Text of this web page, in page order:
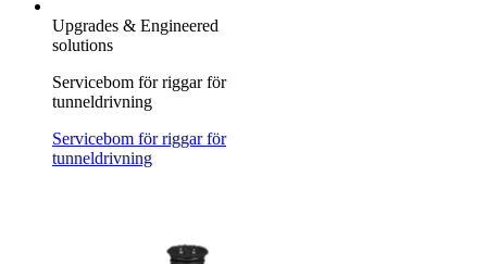
Upgrades & Engineered
solutions
Servicebom för riggar för
tunneldrivning
Servicebom för riggar för
tunneldrivning